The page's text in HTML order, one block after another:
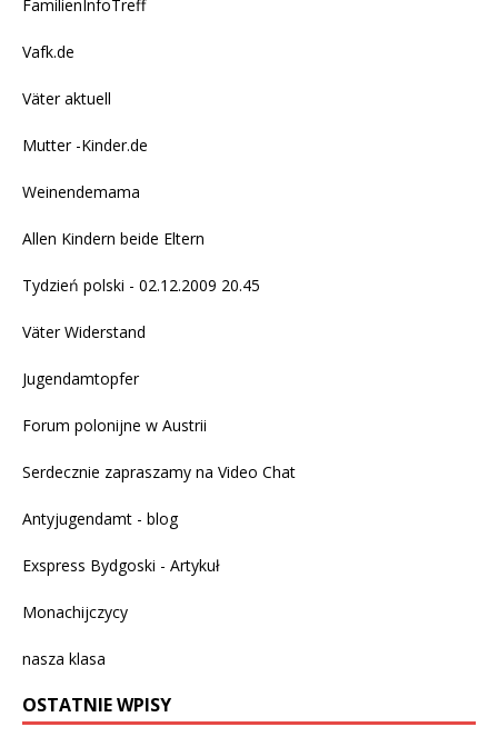
FamilienInfoTreff
Vafk.de
Väter aktuell
Mutter -Kinder.de
Weinendemama
Allen Kindern beide Eltern
Tydzień polski - 02.12.2009 20.45
Väter Widerstand
Jugendamtopfer
Forum polonijne w Austrii
Serdecznie zapraszamy na Video Chat
Antyjugendamt - blog
Exspress Bydgoski - Artykuł
Monachijczycy
nasza klasa
OSTATNIE WPISY